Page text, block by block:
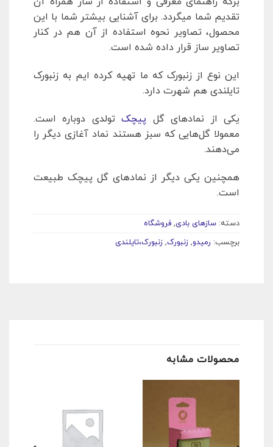
تقدیم شما میگردد. برای آشنایی بیشتر شما با این
محصول، تصاویر نحوه استفاده از آن هم در کنار
تصاویر ساز قرار داده شده است.
این نوع از زنبورک که ما تهیه کرده ایم به زنبورک
تایلندی هم شهرت دارد.
یکی از نمادهای گلپیچک تولدی دوباره است.
معمولا گل‌هایی که سبز هستند نماد آغازی دیگر را
می‌دهند.
همچنین یکی دیگر از نمادهای گل پیچک طبیعت
است.
دسته: سازهای بادی,فروشگاه
برچسب: رمیدو,زنبورک,زنبورک،تایلندی
محصولات مشابه